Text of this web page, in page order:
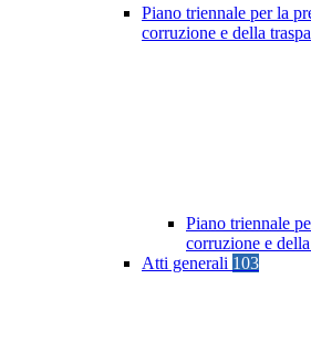
Piano triennale per la
corruzione e della
Piano triennale
corruzione e
Atti generali 103